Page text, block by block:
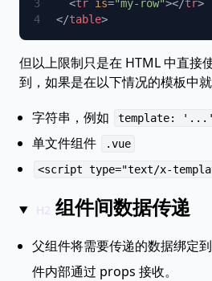
  <
tr is="my-row"></tr
</table
但以上限制只是在 HTML 中直接
到，如果是在以下情况的模板中
字符串，例如
template: '...'
单文件组件
.vue
<script type="text/x-
组件间数据传递
父组件将需要传递的数据绑定
件内部通过 props 接收。